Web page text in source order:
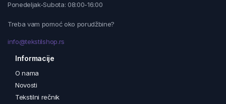
Ponedeljak-Subota: 08:00-16:00
Treba vam pomoć oko porudžbine?
info@tekstilshop.rs
Informacije
O nama
Novosti
Tekstilni rečnik